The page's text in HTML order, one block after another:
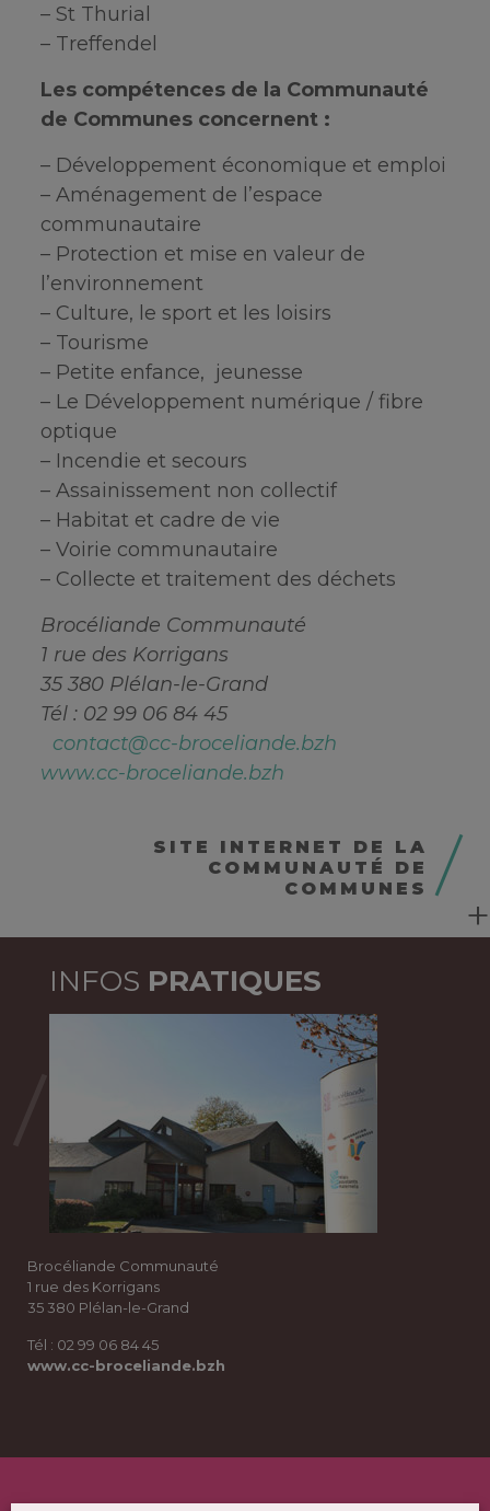
– St Thurial
– Treffendel
Les compétences de la Communauté
de Communes concernent :
– Développement économique et emploi
– Aménagement de l’espace
communautaire
– Protection et mise en valeur de
l’environnement
– Culture, le sport et les loisirs
– Tourisme
– Petite enfance, jeunesse
– Le Développement numérique / fibre
optique
– Incendie et secours
– Assainissement non collectif
– Habitat et cadre de vie
– Voirie communautaire
– Collecte et traitement des déchets
Brocéliande Communauté
1 rue des Korrigans
35 380 Plélan-le-Grand
Tél : 02 99 06 84 45
contact@cc-broceliande.bzh
www.cc-broceliande.bzh
SITE INTERNET DE LA
COMMUNAUTÉ DE
COMMUNES
INFOS PRATIQUES
Brocéliande Communauté
1 rue des Korrigans
35 380 Plélan-le-Grand
Tél : 02 99 06 84 45
www.cc-broceliande.bzh